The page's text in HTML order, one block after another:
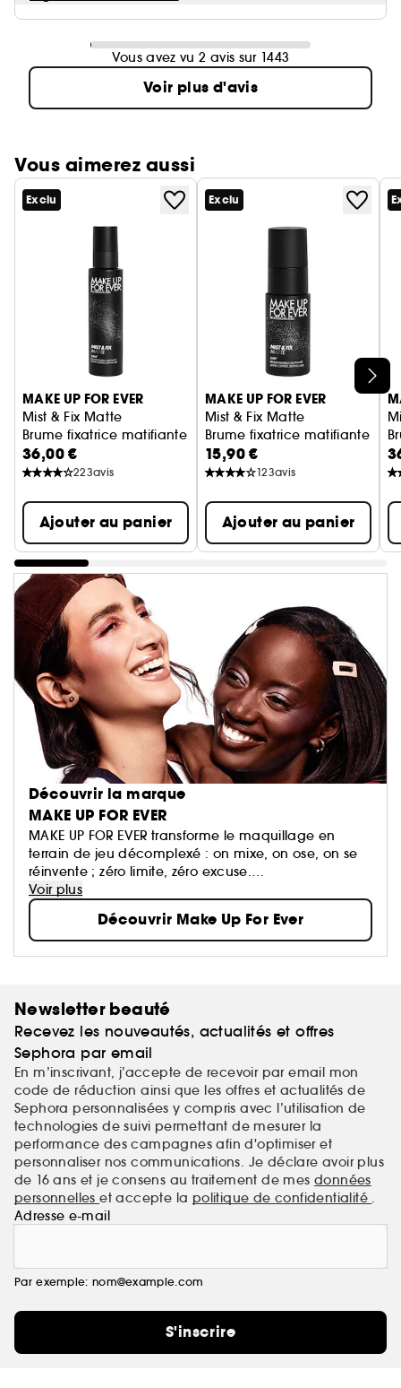
Vous avez vu 2 avis sur 1443
Voir plus d'avis
Vous aimerez aussi
Ignorer le carrousel produits
Exclu
MAKE UP FOR EVER
Mist & Fix Matte
Brume fixatrice matifiante 24h
36,00 €
223avis
Ajouter au panier
Exclu
MAKE UP FOR EVER
Mist & Fix Matte
Brume fixatrice matifiante
15,90 €
123avis
Ajouter au panier
Découvrir la marque
MAKE UP FOR EVER
MAKE UP FOR EVER transforme le maquillage en
terrain de jeu décomplexé : on mixe, on ose, on se
réinvente ; zéro limite, zéro excuse.
Ses formules haute performance suivent le rythme et
subliment toutes les carnations, quoi qu’il arrive.
Voir plus
Découvrir Make Up For Ever
Newsletter beauté
Recevez les nouveautés, actualités et offres
Sephora par email
En m’inscrivant, j’accepte de recevoir par email mon
code de réduction ainsi que les offres et actualités de
Sephora personnalisées y compris avec l’utilisation de
technologies de suivi permettant de mesurer la
performance des campagnes afin d'optimiser et
personnaliser nos communications. Je déclare avoir plus
de 16 ans et je consens au traitement de mes données
personnelleset accepte la politique de confidentialité .
Adresse e-mail
Par exemple: nom@example.com
S'inscrire